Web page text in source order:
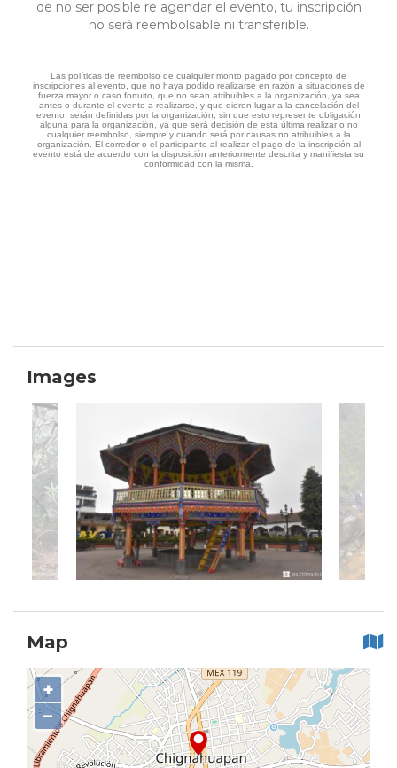
de no ser posible re agendar el evento, tu inscripción
no será reembolsable ni transferible.
Las políticas de reembolso de cualquier monto pagado por concepto de
inscripciones al evento, que no haya podido realizarse en razón a situaciones de
fuerza mayor o caso fortuito, que no sean atribuibles a la organización, ya sea
antes o durante el evento a realizarse, y que dieren lugar a la cancelación del
evento, serán definidas por la organización, sin que esto represente obligación
alguna para la organización, ya que será decisión de esta última realizar o no
cualquier reembolso, siempre y cuando será por causas no atribuibles a la
organización. El corredor o el participante al realizar el pago de la inscripción al
evento está de acuerdo con la disposición anteriormente descrita y manifiesta su
conformidad con la misma.
Images
Map
+
−